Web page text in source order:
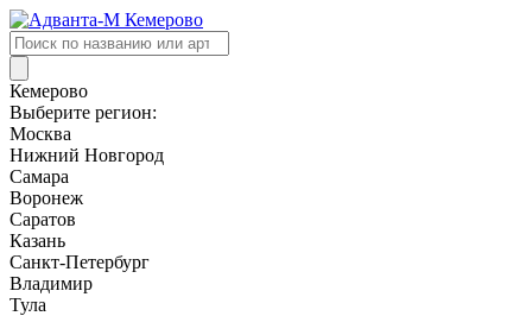
Поиск
товаров
Кемерово
Выберите регион:
Москва
Нижний Новгород
Самара
Воронеж
Саратов
Казань
Санкт-Петербург
Владимир
Тула